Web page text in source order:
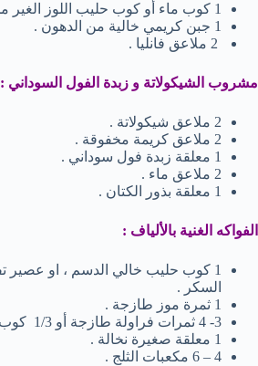
1 كوب ماء أو كوب حليب اللوز الغير محلي .
1 جبن كريمي خالية من الدهون .
مشروب الشيكولاتة و زبدة الفول السوداني :
2 ملاعق شيكولاتة .
2 ملاعق كريمة مخفوقة .
1 معلقة زبدة فول سوداني .
2 ملاعق ماء .
1 معلقة بذور الكتان .
الفواكه الغنية بالألياف :
1 كوب حليب خالي الدسم ، او عصير
السكر .
1 ثمرة موز طازجة .
3- 4 ثمرات فراولة طازجة أو 1/3 كوب توت .
1 معلقة صغيرة نخالة .
4 – 6 مكعبات الثلج .